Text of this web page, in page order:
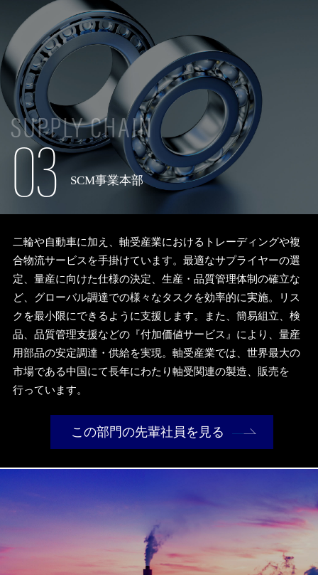
SUPPLY CHAIN
03 SCM事業本部
二輪や自動車に加え、軸受産業におけるトレーディングや複
合物流サービスを手掛けています。最適なサプライヤーの選
定、量産に向けた仕様の決定、生産・品質管理体制の確立な
ど、グローバル調達での様々なタスクを効率的に実施。リス
クを最小限にできるように支援します。また、簡易組立、検
品、品質管理支援などの『付加価値サービス』により、量産
用部品の安定調達・供給を実現。軸受産業では、世界最大の
市場である中国にて長年にわたり軸受関連の製造、販売を
行っています。
この部門の先輩社員を見る